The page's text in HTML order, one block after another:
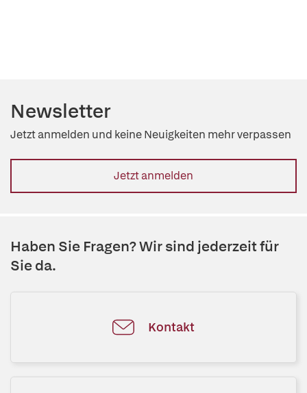
Newsletter
Jetzt anmelden und keine Neuigkeiten mehr verpassen
Jetzt anmelden
Haben Sie Fragen? Wir sind jederzeit für
Sie da.
Kontakt